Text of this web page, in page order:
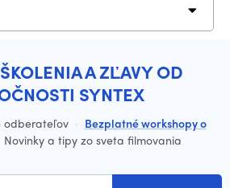
A ZĽAVY OD
SYNTEX
odberateľov · Bezplatné workshopy o
Novinky a tipy zo sveta filmovania